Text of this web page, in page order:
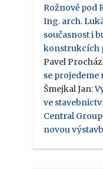
Rožnově pod
Ing. arch.
současnost i
konstrukcích
Pavel
se projedeme
Šmejkal Jan:
ve
Central
novou